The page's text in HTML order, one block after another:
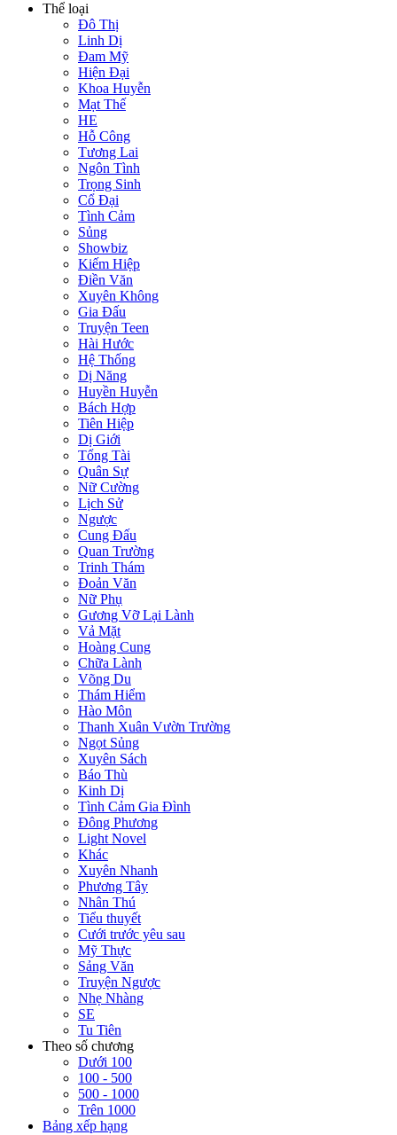
Thể loại
Đô Thị
Linh Dị
Đam Mỹ
Hiện Đại
Khoa Huyễn
Mạt Thế
HE
Hỗ Công
Tương Lai
Ngôn Tình
Trọng Sinh
Cổ Đại
Tình Cảm
Sủng
Showbiz
Kiếm Hiệp
Điền Văn
Xuyên Không
Gia Đấu
Truyện Teen
Hài Hước
Hệ Thống
Dị Năng
Huyền Huyễn
Bách Hợp
Tiên Hiệp
Dị Giới
Tổng Tài
Quân Sự
Nữ Cường
Lịch Sử
Ngược
Cung Đấu
Quan Trường
Trinh Thám
Đoản Văn
Nữ Phụ
Gương Vỡ Lại Lành
Vả Mặt
Hoàng Cung
Chữa Lành
Võng Du
Thám Hiểm
Hào Môn
Thanh Xuân Vườn Trường
Ngọt Sủng
Xuyên Sách
Báo Thù
Kinh Dị
Tình Cảm Gia Đình
Đông Phương
Light Novel
Khác
Xuyên Nhanh
Phương Tây
Nhân Thú
Tiểu thuyết
Cưới trước yêu sau
Mỹ Thực
Sảng Văn
Truyện Ngược
Nhẹ Nhàng
SE
Tu Tiên
Theo số chương
Dưới 100
100 - 500
500 - 1000
Trên 1000
Bảng xếp hạng